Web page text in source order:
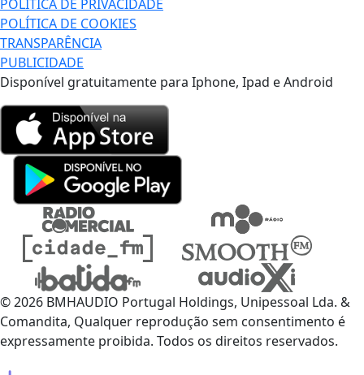
POLÍTICA DE PRIVACIDADE
POLÍTICA DE COOKIES
TRANSPARÊNCIA
PUBLICIDADE
Disponível gratuitamente para Iphone, Ipad e Android
© 2026 BMHAUDIO Portugal Holdings, Unipessoal Lda. &
Comandita, Qualquer reprodução sem consentimento é
expressamente proibida. Todos os direitos reservados.